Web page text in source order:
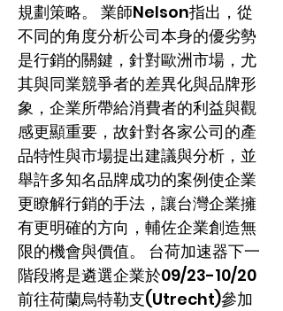
規劃策略。 業師Nelson指出，從
不同的角度分析公司本身的優劣勢
是行銷的關鍵，針對歐洲市場，尤
其與同業競爭者的差異化與品牌形
象，企業所帶給消費者的利益與觀
感更顯重要，故針對各家公司的產
品特性與市場提出建議與分析，並
舉許多知名品牌成功的案例使企業
更瞭解行銷的手法，讓台灣企業擁
有更明確的方向，輔佐企業創造無
限的機會與價值。 台荷加速器下一
階段將是遴選企業於09/23-10/20
前往荷蘭烏特勒支(Utrecht)參加